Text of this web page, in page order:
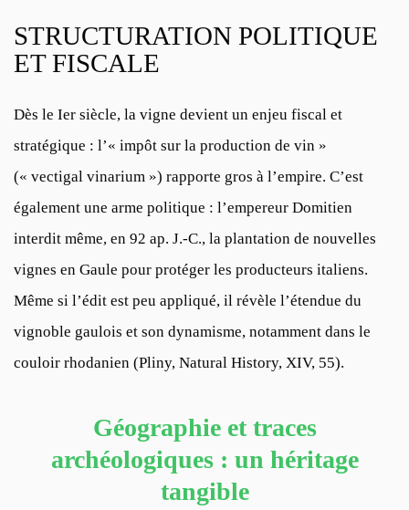
STRUCTURATION POLITIQUE
ET FISCALE
Dès le Ier siècle, la vigne devient un enjeu fiscal et
stratégique : l’« impôt sur la production de vin »
(« vectigal vinarium ») rapporte gros à l’empire. C’est
également une arme politique : l’empereur Domitien
interdit même, en 92 ap. J.-C., la plantation de nouvelles
vignes en Gaule pour protéger les producteurs italiens.
Même si l’édit est peu appliqué, il révèle l’étendue du
vignoble gaulois et son dynamisme, notamment dans le
couloir rhodanien (Pliny, Natural History, XIV, 55).
Géographie et traces
archéologiques : un héritage
tangible